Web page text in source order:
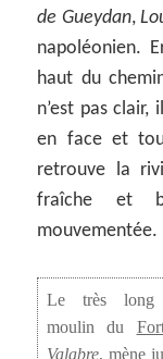
de Gueydan,
napoléonien.
haut du
n’est pas
en face et
retrouve la
fraîche et
mouvementée.
Le très long
moulin du